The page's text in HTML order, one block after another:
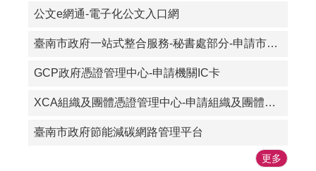
公文e網通-電子化公文入口網
臺南市政府一站式整合服務-秘書處部分-申請市長弔唁輓聯、祝賀中堂、檔案應用申請書
GCP政府憑證管理中心-申請機關IC卡
XCA組織及團體憑證管理中心-申請組織及團體憑證IC卡
臺南市政府節能減碳網路管理平台
更多